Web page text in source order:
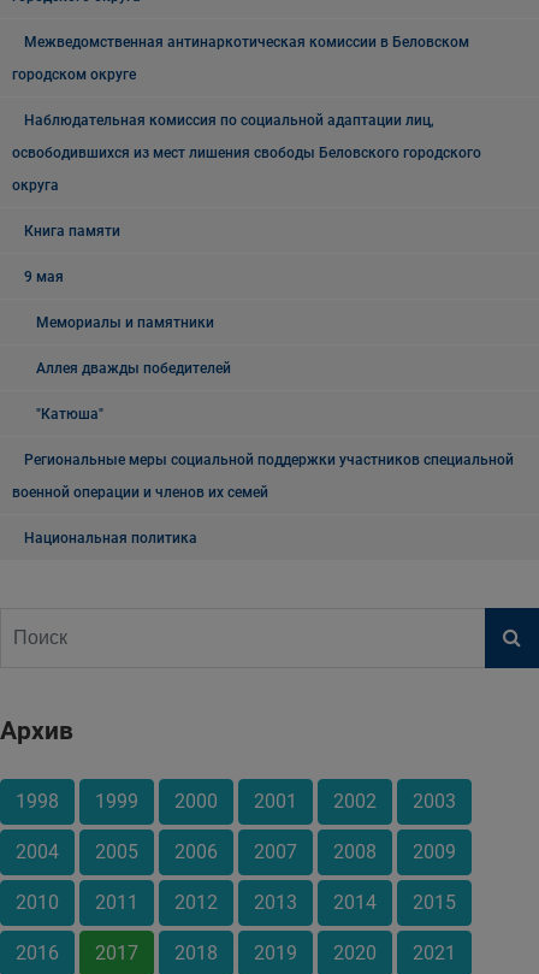
Межведомственная антинаркотическая комиссии в Беловском
городском округе
Наблюдательная комиссия по социальной адаптации лиц,
освободившихся из мест лишения свободы Беловского городского
округа
Книга памяти
9 мая
Мемориалы и памятники
Аллея дважды победителей
"Катюша"
Региональные меры социальной поддержки участников специальной
военной операции и членов их семей
Национальная политика
Архив
1998 1999 2000 2001 2002 2003
2004 2005 2006 2007 2008 2009
2010 2011 2012 2013 2014 2015
2016 2017 2018 2019 2020 2021